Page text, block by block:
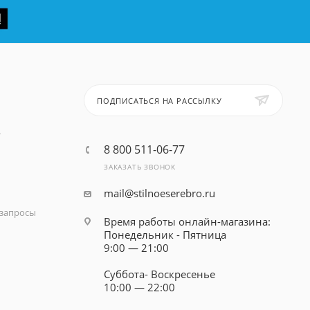
ПОДПИСАТЬСЯ НА РАССЫЛКУ
8 800 511-06-77
ЗАКАЗАТЬ ЗВОНОК
mail@stilnoeserebro.ru
Время работы онлайн-магазина:
Понедельник - Пятница
9:00 — 21:00
Суббота- Воскресенье
10:00 — 22:00